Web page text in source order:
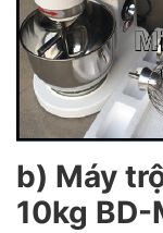
b) Máy
10kg BD-